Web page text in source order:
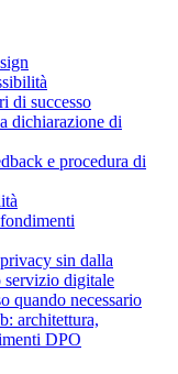
di successo
dichiarazione di
e procedura di
sin dalla
servizio digitale
quando necessario
architettura,
DPO